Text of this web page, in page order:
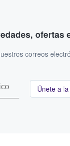
ofertas
correos
Únete a